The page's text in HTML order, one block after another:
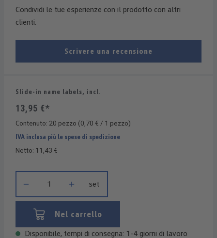
Condividi le tue esperienze con il prodotto con altri
clienti.
Scrivere una recensione
Slide-in name labels, incl.
13,95 €*
Contenuto: 20 pezzo (0,70 € / 1 pezzo)
IVA inclusa più le spese di spedizione
Netto: 11,43 €
set
Nel carrello
Disponibile, tempi di consegna: 1-4 giorni di lavoro